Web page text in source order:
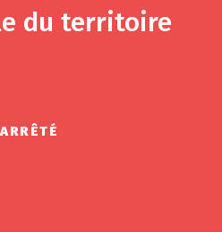
du territoire